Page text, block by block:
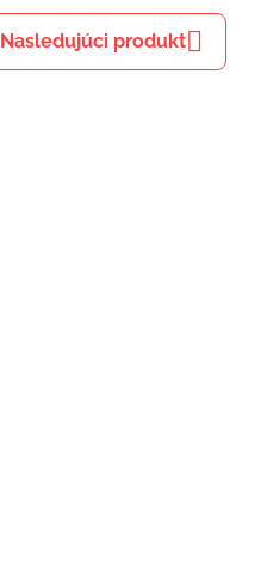
Nasledujúci produkt